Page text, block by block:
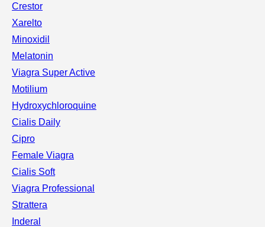
Crestor
Xarelto
Minoxidil
Melatonin
Viagra Super Active
Motilium
Hydroxychloroquine
Cialis Daily
Cipro
Female Viagra
Cialis Soft
Viagra Professional
Strattera
Inderal